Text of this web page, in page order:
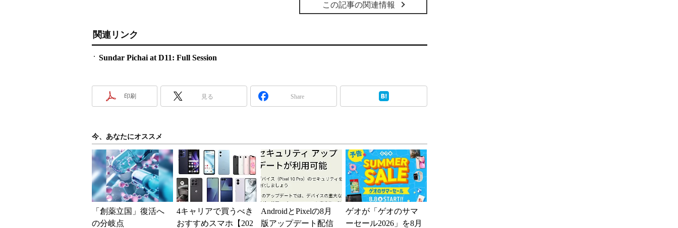
この記事の関連情報
関連リンク
Sundar Pichai at D11: Full Session
印刷 見る Share
今、あなたにオススメ
「創薬立国」復活へ
の分岐点
4キャリアで買うべき
おすすめスマホ【202
AndroidとPixelの8月
版アップデート配信
ゲオが「ゲオのサマ
ーセール2026」を8月